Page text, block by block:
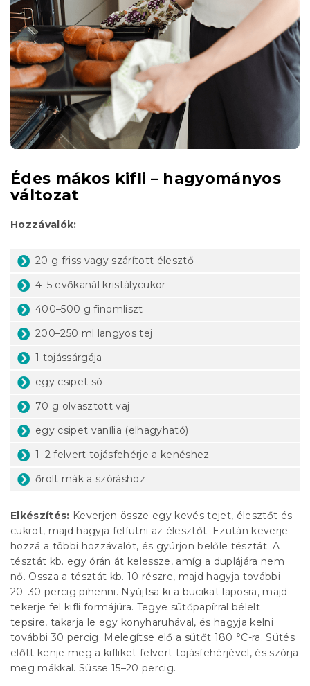
Édes mákos kifli – hagyományos
változat
Hozzávalók:
20 g friss vagy szárított élesztő
4–5 evőkanál kristálycukor
400–500 g finomliszt
200–250 ml langyos tej
1 tojássárgája
egy csipet só
70 g olvasztott vaj
egy csipet vanília (elhagyható)
1–2 felvert tojásfehérje a kenéshez
őrölt mák a szóráshoz
Elkészítés: Keverjen össze egy kevés tejet, élesztőt és
cukrot, majd hagyja felfutni az élesztőt. Ezután keverje
hozzá a többi hozzávalót, és gyúrjon belőle tésztát. A
tésztát kb. egy órán át kelessze, amíg a duplájára nem
nő. Ossza a tésztát kb. 10 részre, majd hagyja további
20–30 percig pihenni. Nyújtsa ki a bucikat laposra, majd
tekerje fel kifli formájúra. Tegye sütőpapírral bélelt
tepsire, takarja le egy konyharuhával, és hagyja kelni
további 30 percig. Melegítse elő a sütőt 180 °C-ra. Sütés
előtt kenje meg a kifliket felvert tojásfehérjével, és szórja
meg mákkal. Süsse 15–20 percig.